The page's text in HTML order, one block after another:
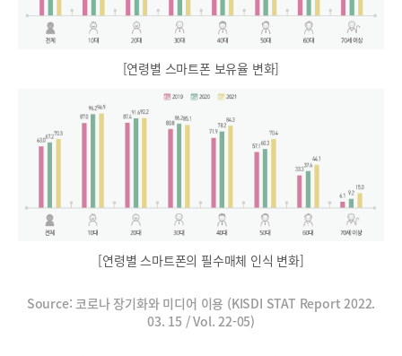
[연령별 스마트폰 보유율 변화]
[연령별 스마트폰의 필수매체 인식 변화]
Source: 코로나 장기화와 미디어 이용 (KISDI STAT Report 2022.
03. 15 / Vol. 22-05)